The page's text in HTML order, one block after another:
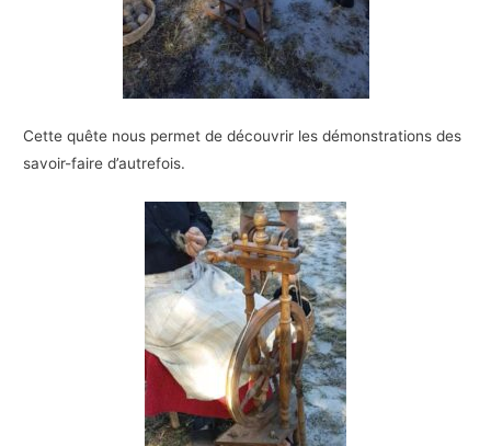
Cette quête nous permet de découvrir les démonstrations des
savoir-faire d’autrefois.